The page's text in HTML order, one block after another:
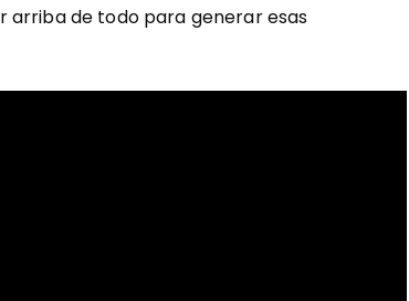
arriba de todo para generar esas